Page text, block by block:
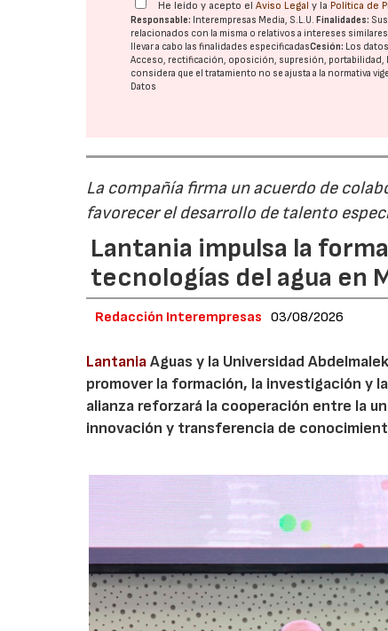
He leído y acepto elAviso Legal y la Política de
Responsable: Interempresas Media, S.L.U.Finalidades:
relacionados con la misma o relativos a intereses
llevar a cabo las finalidades especificadasCesión: Los
Acceso, rectificación, oposición, supresión,
considera que el tratamiento no se ajusta a la normativa
Datos
La compañía firma un acuerdo de
favorecer el desarrollo de talento
Lantania impulsa la
tecnologías del agua en
Redacción Interempresas 03/08/2026
LantaniaAguas y la Universidad
promover la formación, la investigación y
alianza reforzará la cooperación entre la
innovación y transferencia de